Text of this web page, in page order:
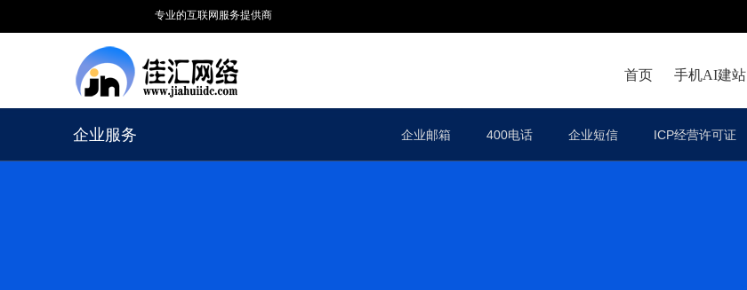
专业的互联网服务提供商
首页 手机AI建站
企业服务 ICP经营许可证
企业短信
400电话
企业邮箱